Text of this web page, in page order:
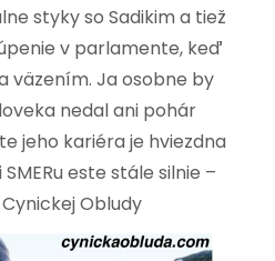
styky so Sadikim a tiež
v parlamente, keď
väzením. Ja osobne by
nedal ani pohár
jeho kariéra je hviezdna
este stále silnie –
Obludy